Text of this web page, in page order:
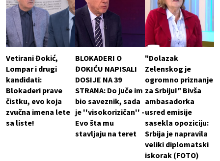
Vetirani Đokić,
Lompar i drugi
kandidati:
Blokaderi prave
čistku, evo koja
zvučna imena lete
sa liste!
BLOKADERI O
ĐOKIĆU NAPISALI
DOSIJE NA 39
STRANA: Do juče im
bio saveznik, sada
je ''visokorizičan'' -
Evo šta mu
stavljaju na teret
"Dolazak
Zelenskog je
ogromno priznanje
za Srbiju!" Bivša
ambasadorka
usred emisije
sasekla opoziciju:
Srbija je napravila
veliki diplomatski
iskorak (FOTO)